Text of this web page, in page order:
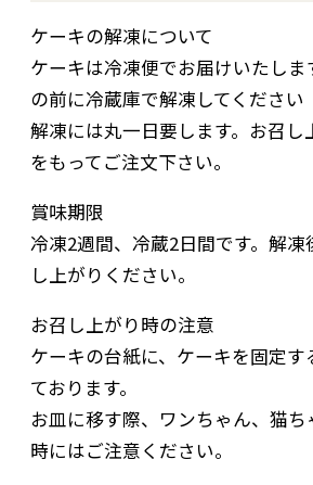
ケーキの解凍について
ケーキは冷凍便でお届けいたしま
の前に冷蔵庫で解凍してください
解凍には丸一日要します。お召し
をもってご注文下さい。
賞味期限
冷凍2週間、冷蔵2日間です。解凍
し上がりください。
お召し上がり時の注意
ケーキの台紙に、ケーキを固定す
ております。
お皿に移す際、ワンちゃん、猫ち
時にはご注意ください。